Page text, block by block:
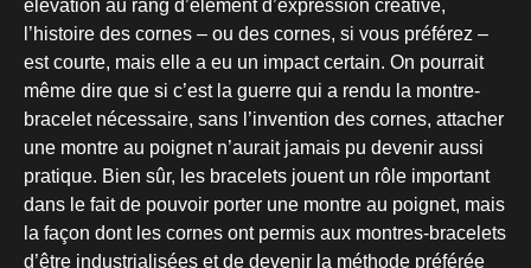
élévation au rang d’élément d’expression créative,
l’histoire des cornes – ou des cornes, si vous préférez –
est courte, mais elle a eu un impact certain. On pourrait
même dire que si c’est la guerre qui a rendu la montre-
bracelet nécessaire, sans l’invention des cornes, attacher
une montre au poignet n’aurait jamais pu devenir aussi
pratique. Bien sûr, les bracelets jouent un rôle important
dans le fait de pouvoir porter une montre au poignet, mais
la façon dont les cornes ont permis aux montres-bracelets
d’être industrialisées et de devenir la méthode préférée